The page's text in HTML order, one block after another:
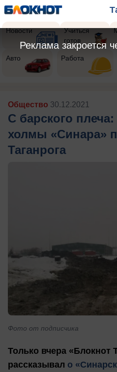
Новости
Учиться
готов
Авто Работа
Общество 30.12.2021
С барского
холмы «Синара»
Таганрога
Фото от подписчика
Только вчера «Блокнот
рассказывал о
Реклама закроется